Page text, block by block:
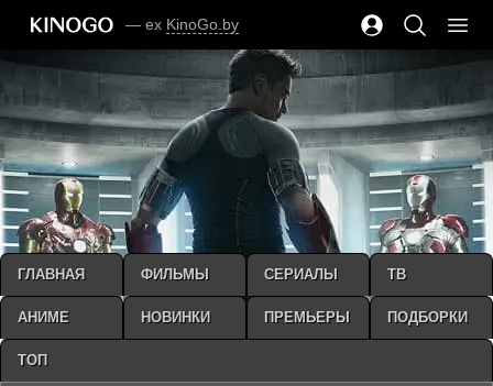
— ex KinoGo.by
ГЛАВНАЯ ФИЛЬМЫ СЕРИАЛЫ ТВ
АНИМЕ НОВИНКИ ПРЕМЬЕРЫ ПОДБОРКИ
ТОП